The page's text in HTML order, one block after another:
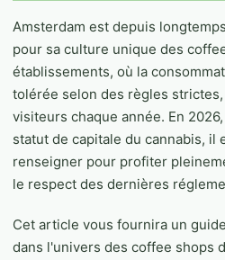
Amsterdam est depuis
pour sa culture unique des
établissements, où la
tolérée selon des règles
visiteurs chaque année. En
statut de capitale du cannabis, il
renseigner pour profiter
le respect des dernières
Cet article vous fournira un
dans l'univers des coffee shops